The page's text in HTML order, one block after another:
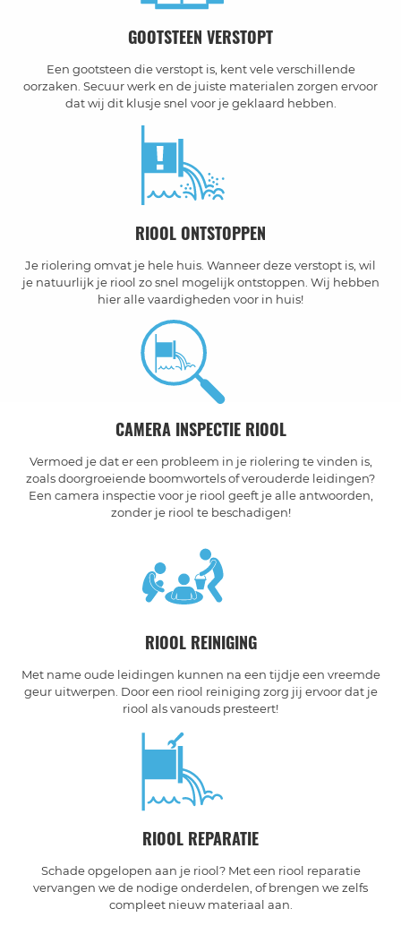
GOOTSTEEN VERSTOPT
Een gootsteen die verstopt is, kent vele verschillende
oorzaken. Secuur werk en de juiste materialen zorgen ervoor
dat wij dit klusje snel voor je geklaard hebben.
RIOOL ONTSTOPPEN
Je riolering omvat je hele huis. Wanneer deze verstopt is, wil
je natuurlijk je riool zo snel mogelijk ontstoppen. Wij hebben
hier alle vaardigheden voor in huis!
CAMERA INSPECTIE RIOOL
Vermoed je dat er een probleem in je riolering te vinden is,
zoals doorgroeiende boomwortels of verouderde leidingen?
Een camera inspectie voor je riool geeft je alle antwoorden,
zonder je riool te beschadigen!
RIOOL REINIGING
Met name oude leidingen kunnen na een tijdje een vreemde
geur uitwerpen. Door een riool reiniging zorg jij ervoor dat je
riool als vanouds presteert!
RIOOL REPARATIE
Schade opgelopen aan je riool? Met een riool reparatie
vervangen we de nodige onderdelen, of brengen we zelfs
compleet nieuw materiaal aan.